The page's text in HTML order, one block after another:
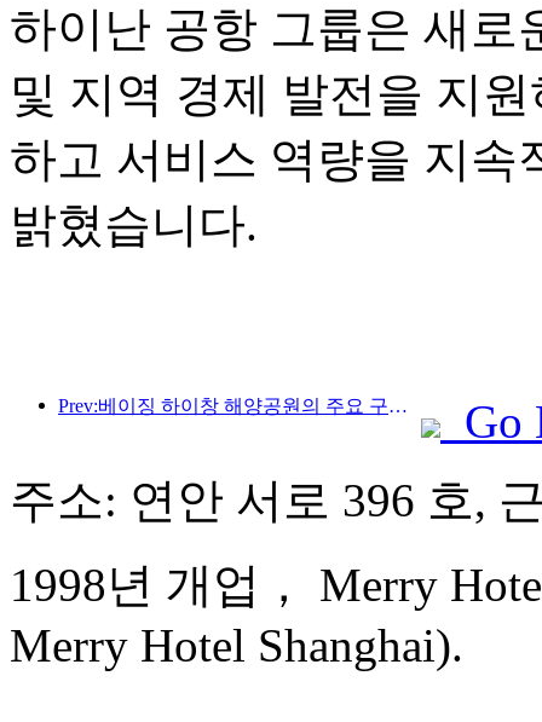
하이난 공항 그룹은 새로
및 지역 경제 발전을 지
하고 서비스 역량을 지속
밝혔습니다.
Prev:베이징 하이창 해양공원의 주요 구조물은 연내 상량될 예정이며, 완공 및 개장은 2027년으로 예상됩니다.
Go
주소: 연안 서로 396 호,
1998년 개업， Merry
Merry Hotel Shanghai).